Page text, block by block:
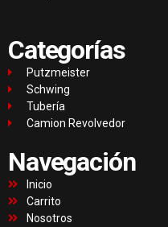
Categorías
Putzmeister
Schwing
Tubería
Camion Revolvedor
Navegación
Inicio
Carrito
Nosotros